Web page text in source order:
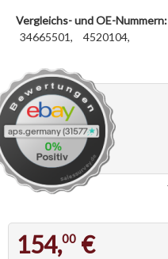
Vergleichs- und OE-Nummern:
34665501,
4520104,
154,00 €